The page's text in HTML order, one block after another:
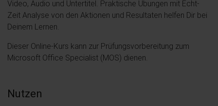
Video, Audio und Untertitel. Praktische Übungen mit Echt-
Zeit Analyse von den Aktionen und Resultaten helfen Dir bei
Deinem Lernen.
Dieser Online-Kurs kann zur Prüfungsvorbereitung zum
Microsoft Office Specialist (MOS) dienen.
Nutzen